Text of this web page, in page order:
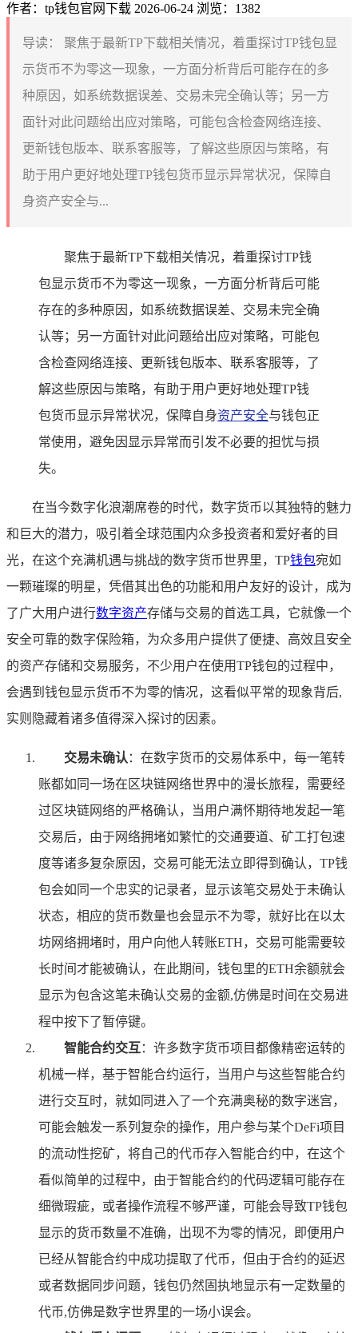
作者：tp钱包官网下载 2026-06-24 浏览：1382
导读：
聚焦于最新TP下载相关情况，着重探讨TP钱包显
示货币不为零这一现象，一方面分析背后可能存在的多
种原因，如系统数据误差、交易未完全确认等；另一方
面针对此问题给出应对策略，可能包含检查网络连接、
更新钱包版本、联系客服等，了解这些原因与策略，有
助于用户更好地处理TP钱包货币显示异常状况，保障自
身资产安全与...
聚焦于最新TP下载相关情况，着重探讨TP钱
包显示货币不为零这一现象，一方面分析背后可能
存在的多种原因，如系统数据误差、交易未完全确
认等；另一方面针对此问题给出应对策略，可能包
含检查网络连接、更新钱包版本、联系客服等，了
解这些原因与策略，有助于用户更好地处理TP钱
包货币显示异常状况，保障自身资产安全与钱包正
常使用，避免因显示异常而引发不必要的担忧与损
失。
在当今数字化浪潮席卷的时代，数字货币以其独特的魅力
和巨大的潜力，吸引着全球范围内众多投资者和爱好者的目
光，在这个充满机遇与挑战的数字货币世界里，TP钱包宛如
一颗璀璨的明星，凭借其出色的功能和用户友好的设计，成为
了广大用户进行数字资产存储与交易的首选工具，它就像一个
安全可靠的数字保险箱，为众多用户提供了便捷、高效且安全
的资产存储和交易服务，不少用户在使用TP钱包的过程中，
会遇到钱包显示货币不为零的情况，这看似平常的现象背后,
实则隐藏着诸多值得深入探讨的因素。
交易未确认 ：在数字货币的交易体系中，每一笔转
账都如同一场在区块链网络世界中的漫长旅程，需要经
过区块链网络的严格确认，当用户满怀期待地发起一笔
交易后，由于网络拥堵如繁忙的交通要道、矿工打包速
度等诸多复杂原因，交易可能无法立即得到确认，TP钱
包会如同一个忠实的记录者，显示该笔交易处于未确认
状态，相应的货币数量也会显示不为零，就好比在以太
坊网络拥堵时，用户向他人转账ETH，交易可能需要较
长时间才能被确认，在此期间，钱包里的ETH余额就会
显示为包含这笔未确认交易的金额,仿佛是时间在交易进
程中按下了暂停键。
智能合约交互 ：许多数字货币项目都像精密运转的
机械一样，基于智能合约运行，当用户与这些智能合约
进行交互时，就如同进入了一个充满奥秘的数字迷宫，
可能会触发一系列复杂的操作，用户参与某个DeFi项目
的流动性挖矿，将自己的代币存入智能合约中，在这个
看似简单的过程中，由于智能合约的代码逻辑可能存在
细微瑕疵，或者操作流程不够严谨，可能会导致TP钱包
显示的货币数量不准确，出现不为零的情况，即便用户
已经从智能合约中成功提取了代币，但由于合约的延迟
或者数据同步问题，钱包仍然固执地显示有一定数量的
代币,仿佛是数字世界里的一场小误会。